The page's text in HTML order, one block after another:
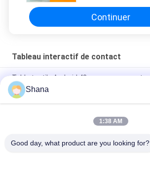
Continuer
Tableau interactif de contact
Table tactile Android 43 pouces pour
capacitif
JCVISION 32 pouces android 11 jeux
Shana
1:38 AM
Good day, what product are you looking for?